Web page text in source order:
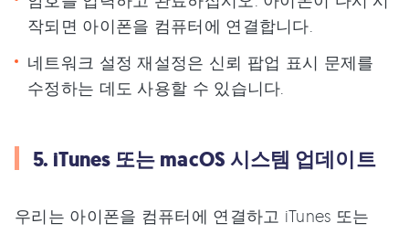
작되면 아이폰을 컴퓨터에 연결합니다.
네트워크 설정 재설정은 신뢰 팝업 표시 문제를
수정하는 데도 사용할 수 있습니다.
5. iTunes 또는 macOS 시스템 업데이트
우리는 아이폰을 컴퓨터에 연결하고 iTunes 또는